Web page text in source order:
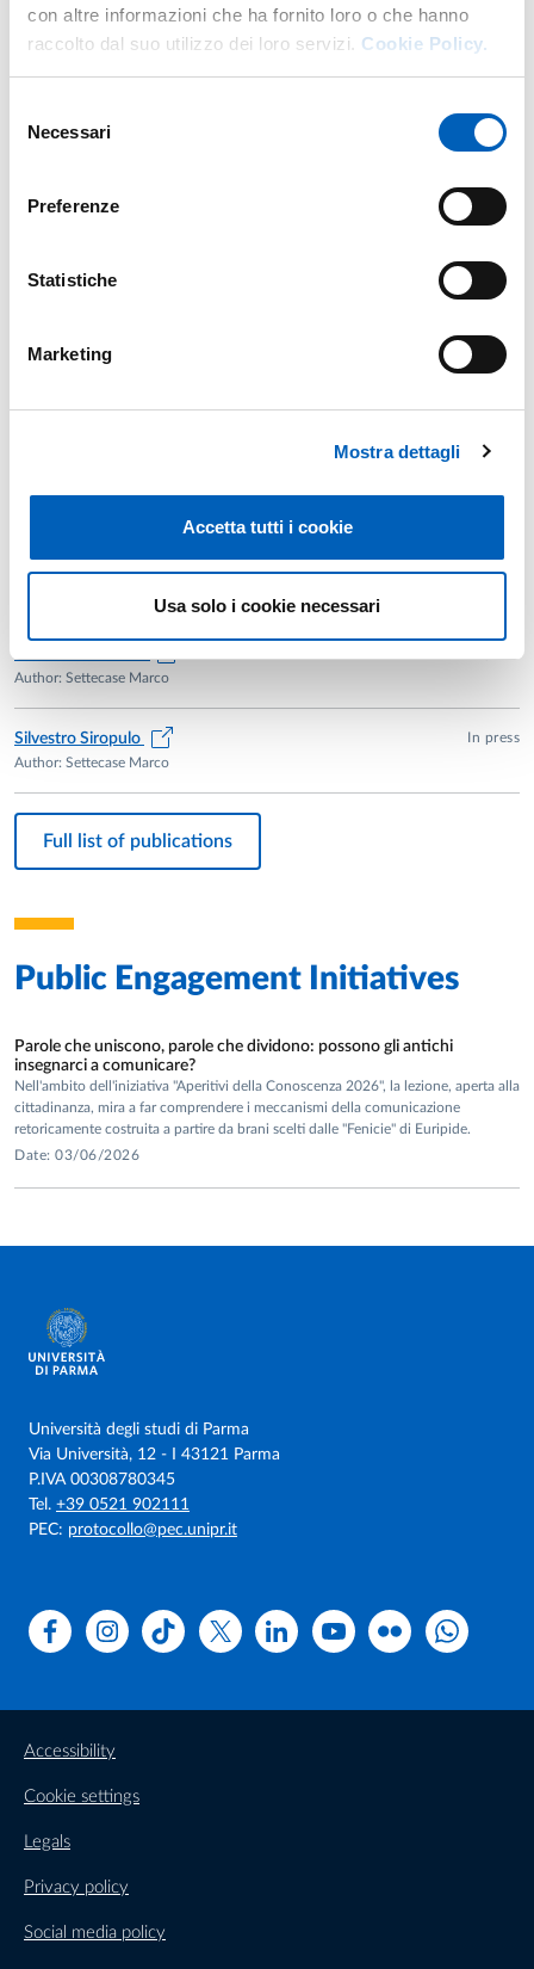
con altre informazioni che ha fornito loro o che hanno
raccolto dal suo utilizzo dei loro servizi. Cookie Policy.
delNecessari
Preferenze
Statistiche
Marketing
Mostra dettagli
Accetta tutti i cookie
Usa solo i cookie necessari
Previous years
Aristidea V. Scrivere la malattia come storia di successo: il caso
Filone di Carpasia: ricostruzione biografica e opere
Author: Settecase Marco
Silvestro Siropulo
Author: Settecase Marco
In press
Full list of publications
Public Engagement Initiatives
Parole che uniscono, parole che dividono: possono gli antichi
insegnarci a comunicare?
Nell'ambito dell'iniziativa "Aperitivi della Conoscenza 2026", la lezione, aperta alla
cittadinanza, mira a far comprendere i meccanismi della comunicazione
retoricamente costruita a partire da brani scelti dalle "Fenicie" di Euripide.
Date: 03/06/2026
Università degli studi di Parma
Via Università, 12 - I 43121 Parma
P.IVA 00308780345
Tel. +39 0521 902111
PEC: protocollo@pec.unipr.it
FacebookInstagramTikTok X LinkedinYoutubeFlickr
Accessibility
Cookie settings
Legals
Privacy policy
Social media policy